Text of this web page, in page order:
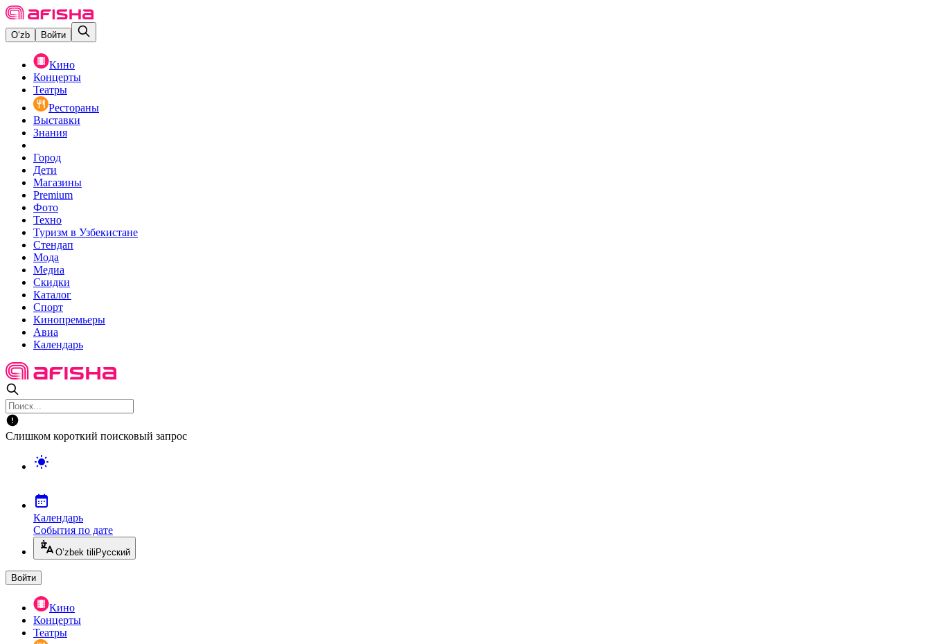
O‘zb Войти
Кино
Концерты
Театры
Рестораны
Выставки
Знания
Город
Дети
Магазины
Premium
Фото
Техно
Туризм в Узбекистане
Стендап
Мода
Медиа
Скидки
Каталог
Спорт
Кинопремьеры
Авиа
Календарь
Слишком короткий поисковый запрос
Календарь
События по дате
O’zbek tili Русский
Войти
Кино
Концерты
Театры